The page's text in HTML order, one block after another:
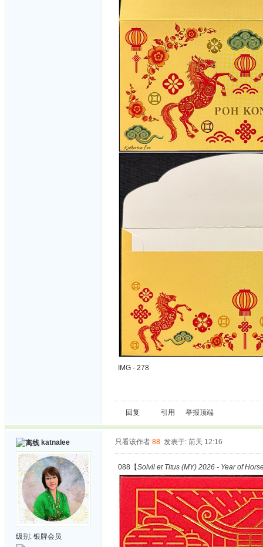
IMG - 278
回复 引用 举报顶端
katnalee
级别: 银牌会员
只看该作者 88 发表于: 前天 12:16
088【Solvil et Titus (MY) 2026 - Year of